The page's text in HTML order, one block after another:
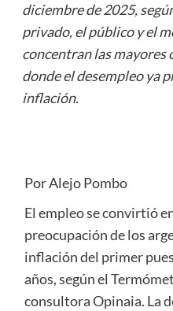
diciembre de 2025,
privado, el público y el
concentran las mayores
donde el desempleo ya
inflación.
Por Alejo Pombo
El empleo se convirtió
preocupación de los
inflación del primer
años, según el
consultora Opinaia. La